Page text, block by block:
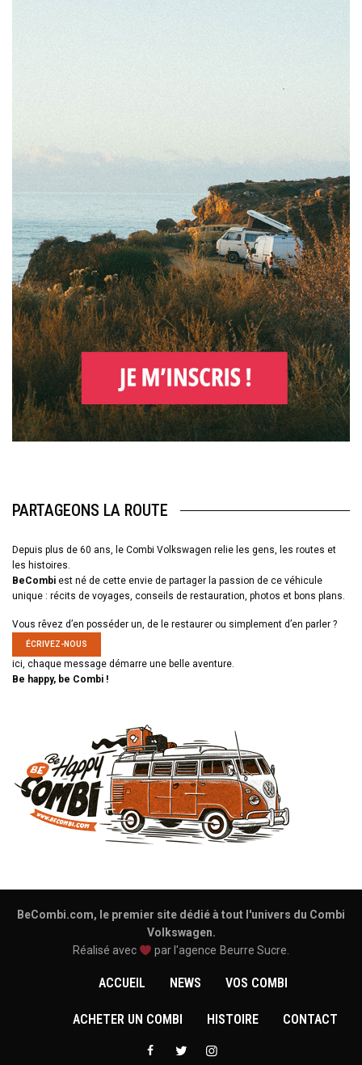
PARTAGEONS LA ROUTE
Depuis plus de 60 ans, le Combi Volkswagen relie les gens, les routes et
les histoires.
BeCombi est né de cette envie de partager la passion de ce véhicule
unique : récits de voyages, conseils de restauration, photos et bons plans.
Vous rêvez d’en posséder un, de le restaurer ou simplement d’en parler ?
ÉCRIVEZ-NOUS
ici, chaque message démarre une belle aventure.
Be happy, be Combi !
BeCombi.com, le premier site dédié à tout l'univers du Combi
Volkswagen.
Réalisé avec
par l'agence Beurre Sucre.
ACCUEIL NEWS VOS COMBI
ACHETER UN COMBI HISTOIRE CONTACT